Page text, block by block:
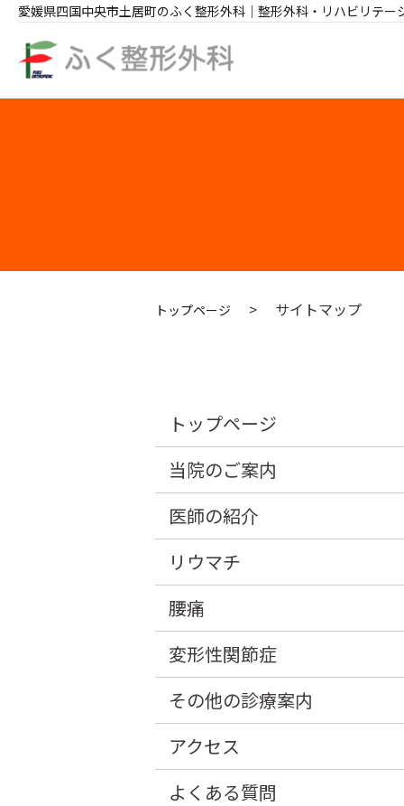
愛媛県四国中央市土居町のふく整形外科｜整形外科・リハビリテー
トップページ サイトマップ
トップページ
当院のご案内
医師の紹介
リウマチ
腰痛
変形性関節症
その他の診療案内
アクセス
よくある質問